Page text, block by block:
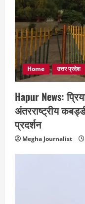
Home उत्तर प्रदेश
Hapur News:
अंतरराष्ट्रीय
प्रदर्शन
Megha Journalist